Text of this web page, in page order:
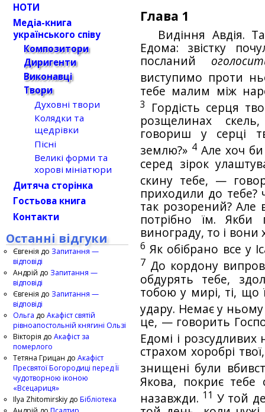
Глава 1
Видіння Авдія.
Едома: звістку
посланий
виступимо проти
тебе малим між
3
Гордість серця
розщелинах
говориш у серці
землю?» 4 Але хоч би
серед зірок
скину тебе, —
приходили до тебе?
так розорений? Але
потрібно їм. Якби
винограду, то і вони
6 Як обібрано все у
7 До кордону
обдурять тебе,
тобою у мирі, ті, що
удару. Немає у
це, — говорить
Едомі і розсудливих
страхом хоробрі
знищені були
Якова, покриє
назавжди. 11 У той
НОТИ
Медіа-книга
українського співу
Композитори
Диригенти
Виконавці
Твори
Духовні твори
Колядки та
щедрівки
Пісні
Великі форми та
хорові мініатюри
Дитяча сторінка
Гостьова книга
Контакти
Останні відгуки
Євгенія до Запитання —
відповіді
Андрій до Запитання —
відповіді
Євгенія до Запитання —
відповіді
Ольга до Акафіст святій
рівноапостольній княгині Ользі
Вікторія до Акафіст за
померлого
Тетяна Грицан до Акафіст
Пресвятої Богородиці перед Її
чудотворною іконою
«Всецариця»
Ilya Zhitomirskiy до Бібліотека